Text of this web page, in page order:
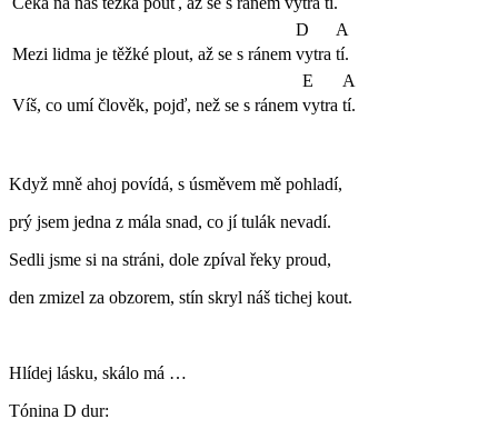
D
A
Mezi lidma je těžké plout, až se s ránem vytra tí.
E
A
Víš, co umí člověk, pojď, než se s ránem vytra tí.
Když mně ahoj povídá, s úsměvem mě pohladí,
prý jsem jedna z mála snad, co jí tulák nevadí.
Sedli jsme si na stráni, dole zpíval řeky proud,
den zmizel za obzorem, stín skryl náš tichej kout.
Hlídej lásku, skálo má …
Tónina D dur: